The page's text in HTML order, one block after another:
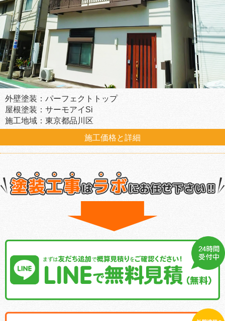
外壁塗装：パーフェクトトップ
屋根塗装：サーモアイSi
施工地域：東京都品川区
施工価格と詳細